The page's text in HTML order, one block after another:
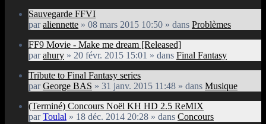
Sauvegarde FFVI
paraliennette » 08 mars 2015 10:50 » dans Problèmes
FF9 Movie - Make me dream [Released]
parahury » 20 févr. 2015 15:01 » dans Final Fantasy
Tribute to Final Fantasy series
parGeorge BAS » 31 janv. 2015 11:48 » dans Musique
(Terminé) Concours Noël KH HD 2.5 ReMIX
parToulal » 18 déc. 2014 20:28 » dans Concours